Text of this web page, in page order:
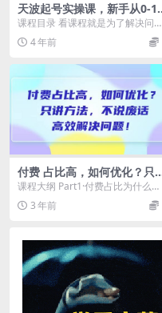
天波起号实操课，新手从0-1
实操起号，看完落地，全程高
能，没有废话
课程目录 看课程就是为了解决问题
自己学会看号，定位、账号的真
相、重中之重的概念...
4 年前
付费 占比高，如何优化？只
方法，不说废话，高效解决问
题
课程大纲 Part1·付费占比为什么
高？ Part2·付费流量：自然流量-
效配...3 年前